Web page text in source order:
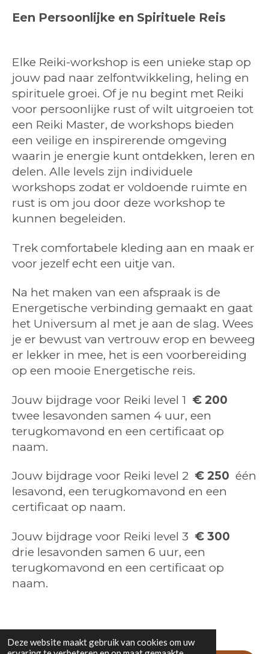
Deze website maakt gebruik van cookies om uw
Een Persoonlijke en Spirituele Reis
Elke Reiki-workshop is een unieke stap op
jouw pad naar zelfontwikkeling, heling en
spirituele groei. Of je nu begint met Reiki
voor persoonlijke rust of wilt uitgroeien tot
een Reiki Master, de workshops bieden
een veilige en inspirerende omgeving
waarin je energie kunt ontdekken, leren en
delen. Alle levels zijn individuele
workshops zodat er voldoende ruimte en
rust is om jou door deze workshop te
kunnen begeleiden.
Trek comfortabele kleding aan en maak er
voor jezelf echt een uitje van.
Na het maken van een afspraak is de
Energetische verbinding gemaakt en gaat
het Universum al met je aan de slag. Wees
je er bewust van vertrouw erop en beweeg
er lekker in mee, het is een voorbereiding
op een mooie Energetische reis.
Jouw bijdrage voor Reiki level 1 € 200
twee lesavonden samen 4 uur, een
terugkomavond en een certificaat op
naam.
Jouw bijdrage voor Reiki level 2 € 250 één
lesavond, een terugkomavond en een
certificaat op naam.
Jouw bijdrage voor Reiki level 3 € 300
drie lesavonden samen 6 uur, een
terugkomavond en een certificaat op
naam.